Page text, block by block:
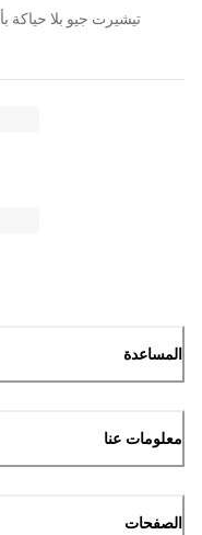
تيشيرت جيو بلا حياكة
المساعدة
معلومات عنا
الصفحات